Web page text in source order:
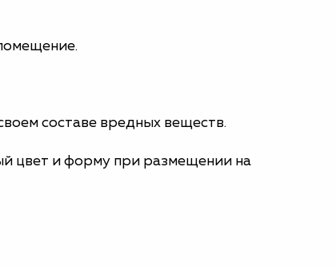
составе вредных веществ.
цвет и форму при размещении на